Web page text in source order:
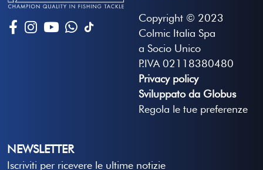
Copyright © 2023
Colmic Italia Spa
a Socio Unico
P.IVA 02118380480
Privacy policy
Sviluppato da Globus
Regola le tue preferenze
NEWSLETTER
Iscriviti per ricevere le ultime notizie